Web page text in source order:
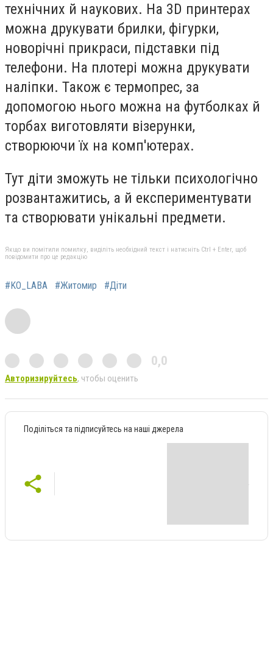
технічних й наукових. На 3D принтерах
можна друкувати брилки, фігурки,
новорічні прикраси, підставки під
телефони. На плотері можна друкувати
наліпки. Також є термопрес, за
допомогою нього можна на футболках й
торбах виготовляти візерунки,
створюючи їх на комп'ютерах.
Тут діти зможуть не тільки психологічно
розвантажитись, а й експериментувати
та створювати унікальні предмети.
Якщо ви помітили помилку, виділіть необхідний текст і натисніть Ctrl + Enter, щоб
повідомити про це редакцію
#KO_LABA #Житомир #Діти
0,0
Авторизируйтесь, чтобы оценить
Поділіться та підписуйтесь на наші джерела